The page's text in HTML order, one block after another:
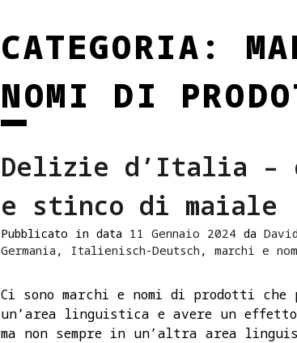
CATEGORIA:
NOMI DI
Delizie d’Italia –
e stinco di maiale
Pubblicato in data 11 Gennaio 2024 da
Germania , Italienisch-Deutsch , marchi e
Ci sono marchi e nomi di prodotti che
un’area linguistica e avere un
ma non sempre in un’altra area